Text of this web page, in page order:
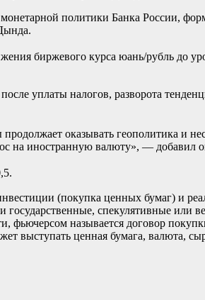
политики Банка России,
биржевого курса юань/рубль до
уплаты налогов, разворота
оказывать геополитика и
на иностранную валюту», — добавил
(покупка ценных бумаг) и
спекулятивные или
фьючерсом называется договор
выступать ценная бумага, валюта,